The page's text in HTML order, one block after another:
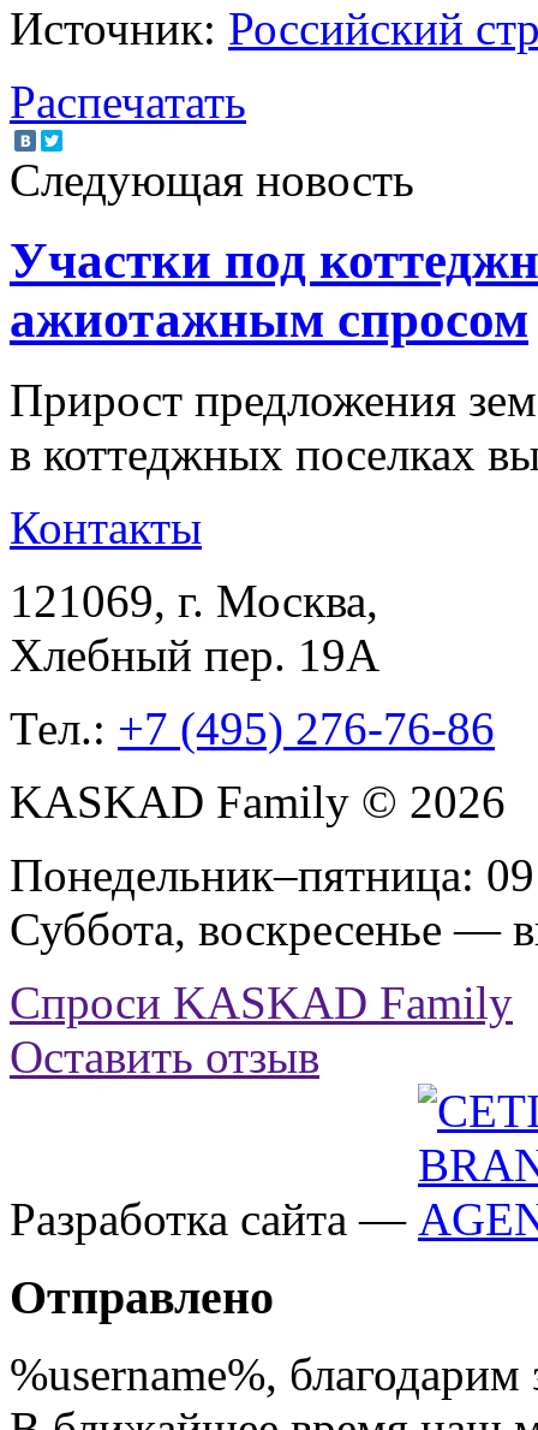
Источник: Российский
Распечатать
Следующая новость
Участки под
ажиотажным спросом
Прирост предложения
в коттеджных поселках
Контакты
121069, г. Москва,
Хлебный пер. 19А
Тел.: +7 (495) 276-76-86
KASKAD Family © 2026
Понедельник–пятница:
Суббота, воскресенье —
Спроси KASKAD Family
Оставить отзыв
Разработка сайта —
Отправлено
%username%, благодарим